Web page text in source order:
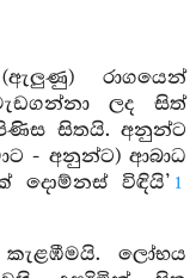
රාගයෙන්
ලද සිත්
සිතයි. අනුන්ට
- අනුන්ට) ආබාධ
දොම්නස් විඳියි’ 1
ලෝභය